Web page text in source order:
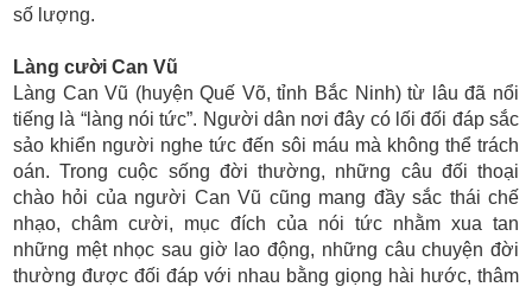
số lượng.
Làng cười Can Vũ
Làng Can Vũ (huyện Quế Võ, tỉnh Bắc Ninh) từ lâu đã nổi
tiếng là “làng nói tức”. Người dân nơi đây có lối đối đáp sắc
sảo khiển người nghe tức đến sôi máu mà không thể trách
oán. Trong cuộc sống đời thường, những câu đối thoại
chào hỏi của người Can Vũ cũng mang đầy sắc thái chế
nhạo, châm cười, mục đích của nói tức nhằm xua tan
những mệt nhọc sau giờ lao động, những câu chuyện đời
thường được đối đáp với nhau bằng giọng hài hước, thâm